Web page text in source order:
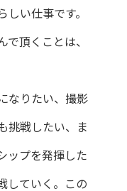
い仕事です。
頂くことは、
なりたい、撮影
挑戦したい、ま
ップを発揮した
していく。この